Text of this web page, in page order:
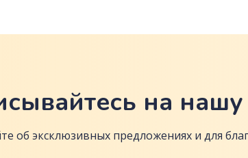
на
об эксклюзивных предложениях и для